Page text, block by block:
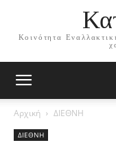
Κοινότητα
Αρχική ΔΙΕΘΝΗ
ΔΙΕΘΝΗ